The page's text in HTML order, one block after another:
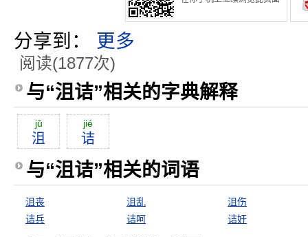
分享到： 更多
阅读(1877次)
与“沮诘”相关的字典解释
jŭ
沮
jié
诘
与“沮诘”相关的词语
沮丧 沮乱
沮伤
诘兵
诘呵 诘奸